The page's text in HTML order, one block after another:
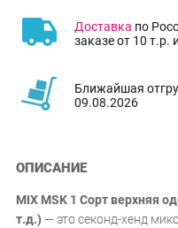
Доставка по
заказе от 10 т.р.
Ближайшая
09.08.2026
ОПИСАНИЕ
MIX MSK 1 Сорт верхняя
т.д.) — это секонд-хенд